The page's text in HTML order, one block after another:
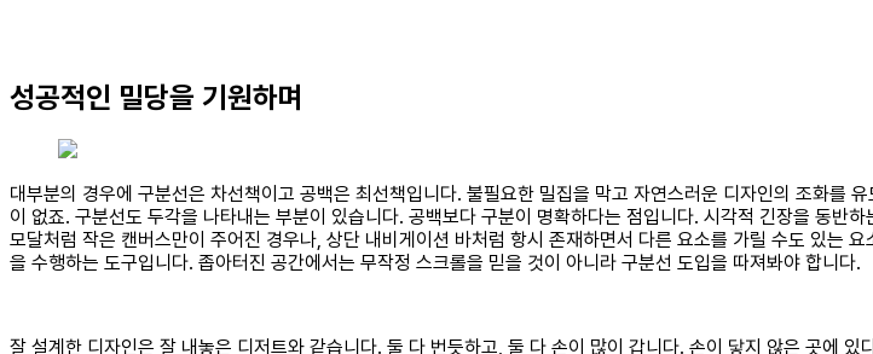
성공적인 밀당을 기원하며
대부분의 경우에 구분선은 차선책이고 공백은 최선책입니다. 불필요한 밀집을 막고 자연스러운 디자인의 조화를
이 없죠. 구분선도 두각을 나타내는 부분이 있습니다. 공백보다 구분이 명확하다는 점입니다. 시각적 긴장을 동반
모달처럼 작은 캔버스만이 주어진 경우나, 상단 내비게이션 바처럼 항시 존재하면서 다른 요소를 가릴 수도 있는
을 수행하는 도구입니다. 좁아터진 공간에서는 무작정 스크롤을 믿을 것이 아니라 구분선 도입을 따져봐야 합니다.
잘 설계한 디자인은 잘 내놓은 디저트와 같습니다. 둘 다 번듯하고, 둘 다 손이 많이 갑니다. 손이 닿지 않은 곳에